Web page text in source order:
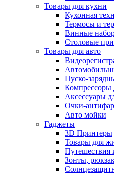
Товары для кухни
Кухонная
Термосы и
Винные
Столовые
Товары для авто
Пуско-
Компрессоры
Аксессуары
Очки-
Авто мойки
Гаджеты
3D Принтеры
Товары для
Путешествия
Зонты,